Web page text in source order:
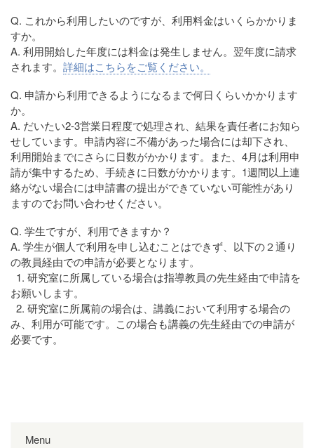
Q. これから利用したいのですが、利用料金はいくらかかりま
すか。
A. 利用開始した年度には料金は発生しません。翌年度に請求
されます。 詳細はこちらをご覧ください。
Q. 申請から利用できるようになるまで何日くらいかかります
か。
A. だいたい2-3営業日程度で処理され、結果を責任者にお知ら
せしています。申請内容に不備があった場合には却下され、
利用開始までにさらに日数がかかります。また、4月は利用申
請が集中するため、手続きに日数がかかります。1週間以上連
絡がない場合には申請書の提出ができていない可能性があり
ますのでお問い合わせください。
Q. 学生ですが、利用できますか？
A. 学生が個人で利用を申し込むことはできず、以下の２通り
の教員経由での申請が必要となります。
1. 研究室に所属している場合は指導教員の先生経由で申請を
お願いします。
2. 研究室に所属前の場合は、講義において利用する場合の
み、利用が可能です。この場合も講義の先生経由での申請が
必要です。
Menu